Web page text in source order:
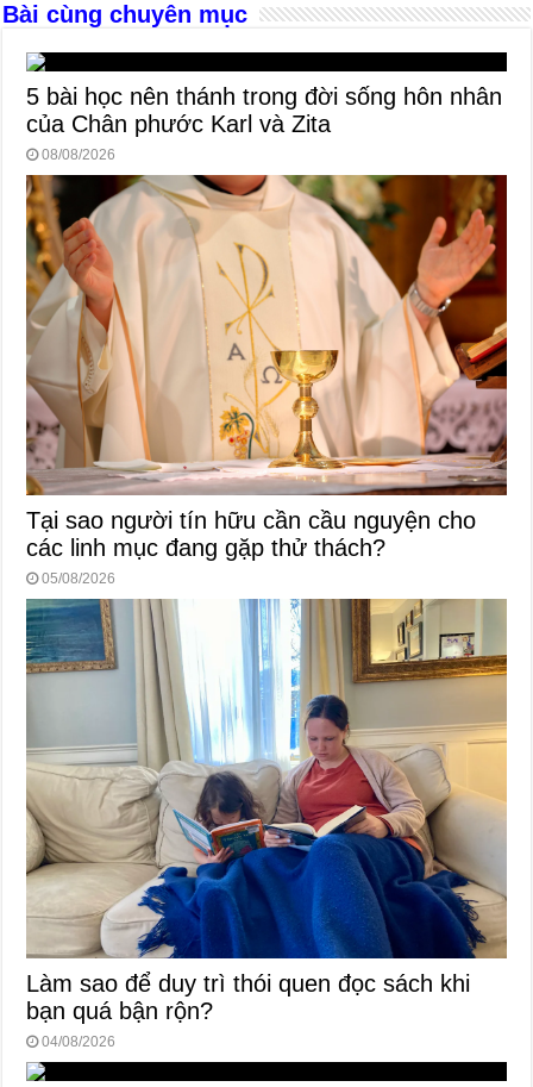
Bài cùng chuyên mục
5 bài học nên thánh trong đời sống hôn nhân
của Chân phước Karl và Zita
08/08/2026
Tại sao người tín hữu cần cầu nguyện cho
các linh mục đang gặp thử thách?
05/08/2026
Làm sao để duy trì thói quen đọc sách khi
bạn quá bận rộn?
04/08/2026